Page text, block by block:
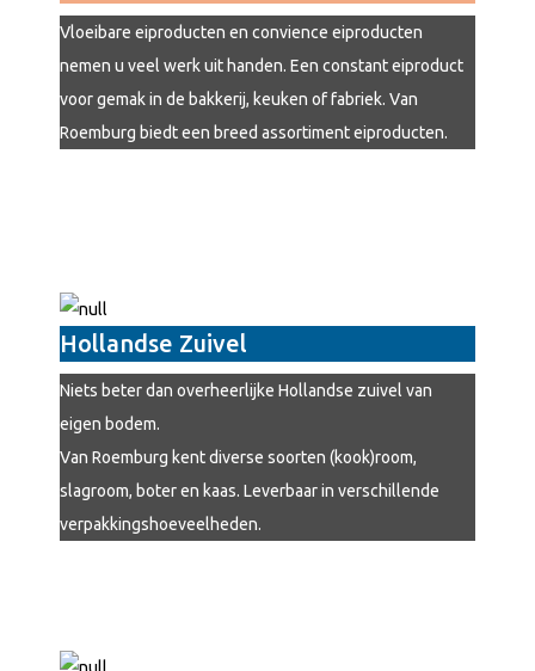
Vloeibare eiproducten en convience eiproducten
nemen u veel werk uit handen. Een constant eiproduct
voor gemak in de bakkerij, keuken of fabriek. Van
Roemburg biedt een breed assortiment eiproducten.
Hollandse Zuivel
Niets beter dan overheerlijke Hollandse zuivel van
eigen bodem.
Van Roemburg kent diverse soorten (kook)room,
slagroom, boter en kaas. Leverbaar in verschillende
verpakkingshoeveelheden.